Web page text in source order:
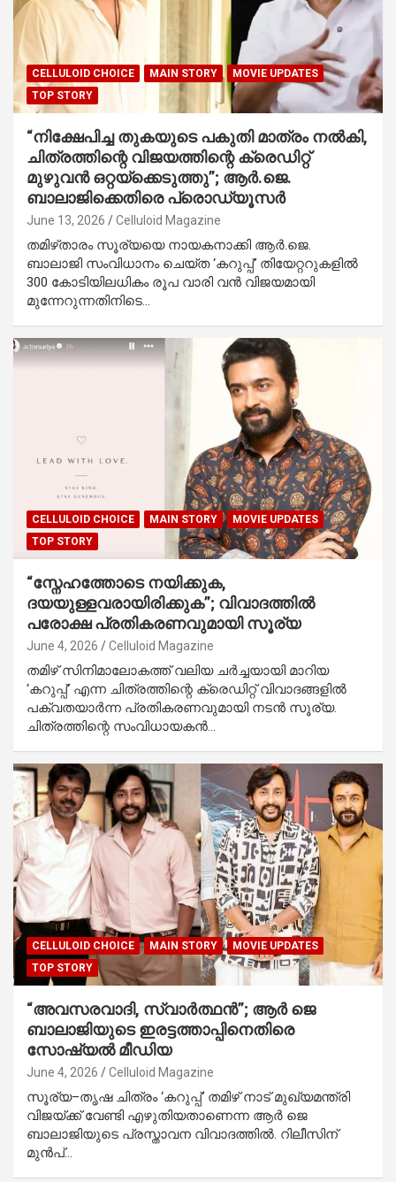
CELLULOID CHOICE MAIN STORY
MOVIE UPDATES
TOP STORY
“നിക്ഷേപിച്ച തുകയുടെ പകുതി മാത്രം നൽകി,
ചിത്രത്തിന്റെ വിജയത്തിന്റെ ക്രെഡിറ്റ്
മുഴുവൻ ഒറ്റയ്‌ക്കെടുത്തു”; ആർ.ജെ.
ബാലാജിക്കെതിരെ പ്രൊഡ്യൂസർ
June 13, 2026 Celluloid Magazine
തമിഴ്‌താരം സൂര്യയെ നായകനാക്കി ആർ.ജെ.
ബാലാജി സംവിധാനം ചെയ്ത ‘കറുപ്പ്’ തിയേറ്ററുകളിൽ
300 കോടിയിലധികം രൂപ വാരി വൻ വിജയമായി
മുന്നേറുന്നതിനിടെ…
CELLULOID CHOICE MAIN STORY
MOVIE UPDATES
TOP STORY
“സ്നേഹത്തോടെ നയിക്കുക,
ദയയുള്ളവരായിരിക്കുക”; വിവാദത്തിൽ
പരോക്ഷ പ്രതികരണവുമായി സൂര്യ
June 4, 2026 Celluloid Magazine
തമിഴ് സിനിമാലോകത്ത് വലിയ ചർച്ചയായി മാറിയ
‘കറുപ്പ്’ എന്ന ചിത്രത്തിന്റെ ക്രെഡിറ്റ് വിവാദങ്ങളിൽ
പക്വതയാർന്ന പ്രതികരണവുമായി നടൻ സൂര്യ.
ചിത്രത്തിന്റെ സംവിധായകൻ…
CELLULOID CHOICE MAIN STORY
MOVIE UPDATES
TOP STORY
“അവസരവാദി, സ്വാർത്ഥൻ”; ആർ ജെ
ബാലാജിയുടെ ഇരട്ടത്താപ്പിനെതിരെ
സോഷ്യൽ മീഡിയ
June 4, 2026 Celluloid Magazine
സൂര്യ–തൃഷ ചിത്രം ‘കറുപ്പ്‘ തമിഴ് നാട് മുഖ്യമന്ത്രി
വിജയ്ക്ക് വേണ്ടി എഴുതിയതാണെന്ന ആർ ജെ
ബാലാജിയുടെ പ്രസ്താവന വിവാദത്തിൽ. റിലീസിന്
മുൻപ്…